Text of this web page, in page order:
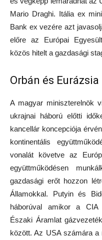
Mario Draghi. Itália ex
Bank ex vezére azt
előre az Európai
közös hitelt a gazdasági
Orbán és Eurázsia
A magyar miniszterelnök
ukrajnai háború előtti
kancellár koncepciója
kontinentális
vonalát követve az
együttműködésen
gazdasági erőt hozzon
Államokkal. Putyin és
háborúval amikor a CIA
Északi Áramlat
között. Az USA számára a